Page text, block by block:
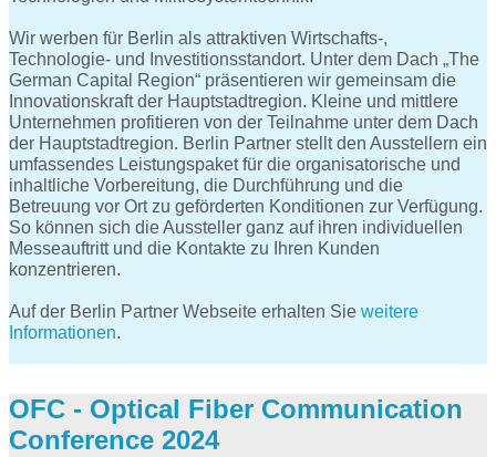
Wir werben für Berlin als attraktiven Wirtschafts-,
Technologie- und Investitionsstandort. Unter dem Dach „The
German Capital Region“ präsentieren wir gemeinsam die
Innovationskraft der Hauptstadtregion. Kleine und mittlere
Unternehmen profitieren von der Teilnahme unter dem Dach
der Hauptstadtregion. Berlin Partner stellt den Ausstellern ein
umfassendes Leistungspaket für die organisatorische und
inhaltliche Vorbereitung, die Durchführung und die
Betreuung vor Ort zu geförderten Konditionen zur Verfügung.
So können sich die Aussteller ganz auf ihren individuellen
Messeauftritt und die Kontakte zu Ihren Kunden
konzentrieren.
Auf der Berlin Partner Webseite erhalten Sie weitere
Informationen.
OFC - Optical Fiber Communication
Conference 2024